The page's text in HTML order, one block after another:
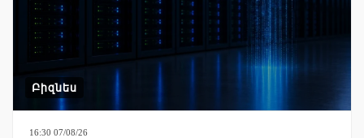
Բիզնես
16:30 07/08/26